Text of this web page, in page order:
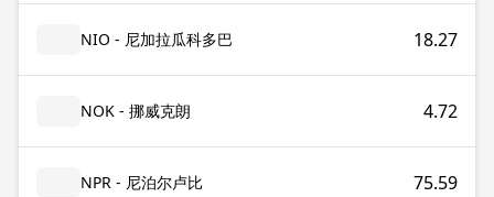
NIO - 尼加拉瓜科多巴 18.27
NOK - 挪威克朗 4.72
NPR - 尼泊尔卢比 75.59